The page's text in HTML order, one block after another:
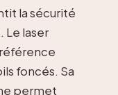
la sécurité
Le laser
foncés. Sa
permet